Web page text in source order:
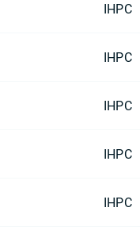
IHPC
IHPC
IHPC
IHPC
IHPC